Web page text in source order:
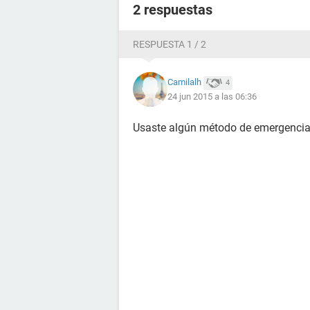
2 respuestas
RESPUESTA 1 / 2
Camilalh 4
24 jun 2015 a las 06:36
Usaste algún método de